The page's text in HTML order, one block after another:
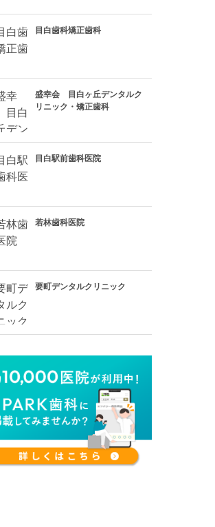
目白歯科矯正歯科
盛幸会 目白ヶ丘デンタルク
リニック・矯正歯科
目白駅前歯科医院
若林歯科医院
要町デンタルクリニック